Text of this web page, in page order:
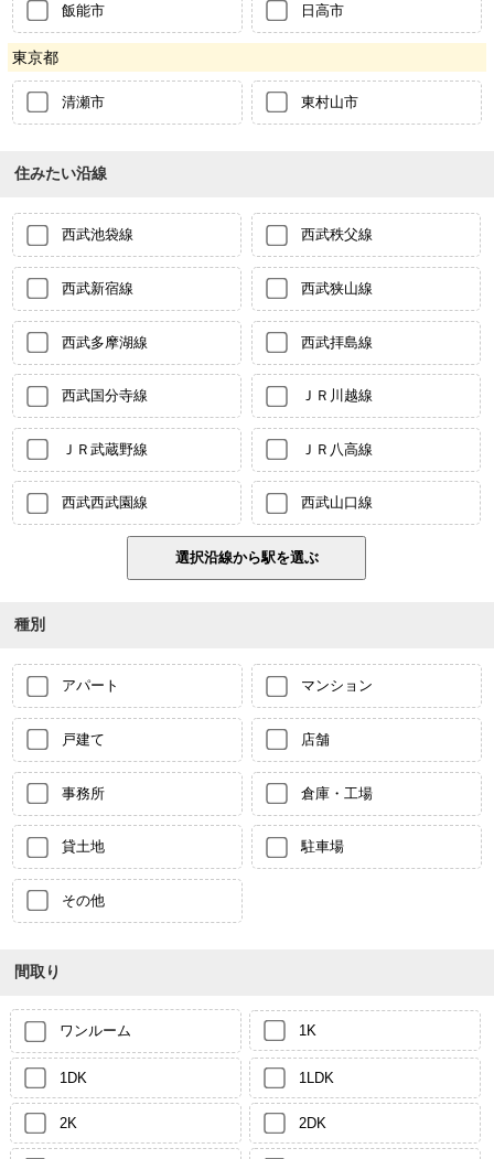
飯能市 日高市
東京都
清瀬市 東村山市
住みたい沿線
西武池袋線 西武秩父線
西武新宿線 西武狭山線
西武多摩湖線 西武拝島線
西武国分寺線 ＪＲ川越線
ＪＲ武蔵野線 ＪＲ八高線
西武西武園線 西武山口線
種別
アパート マンション
戸建て 店舗
事務所 倉庫・工場
貸土地 駐車場
その他
間取り
ワンルーム 1K
1DK 1LDK
2K 2DK